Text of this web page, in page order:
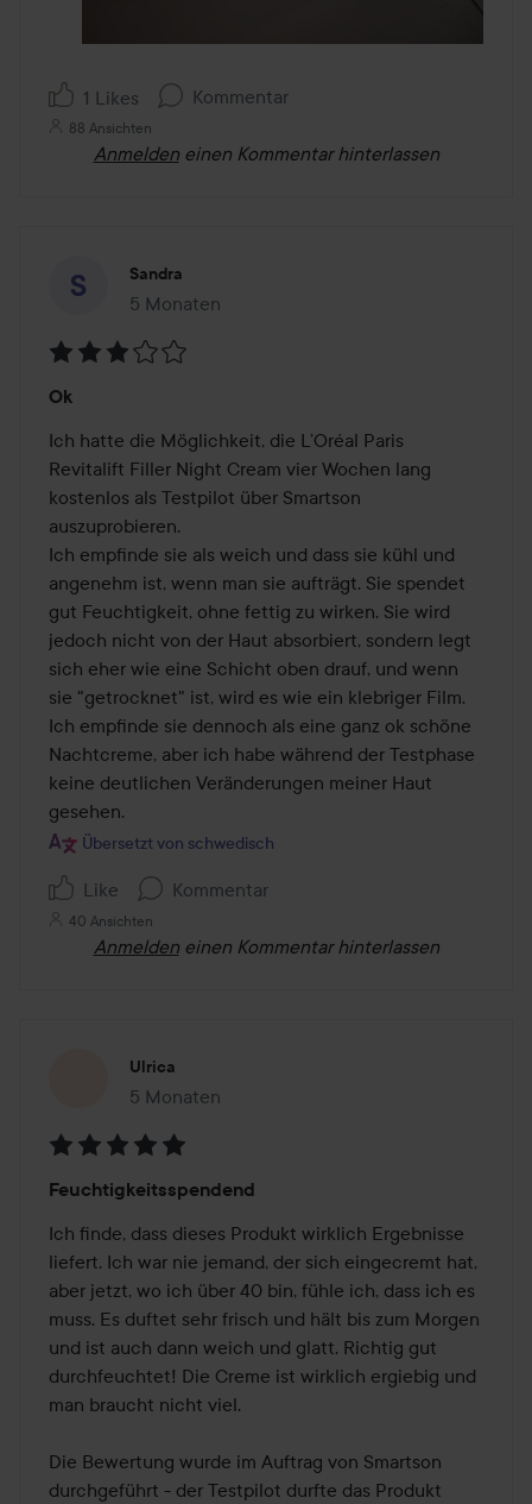
1 Likes Kommentar
88 Ansichten
Anmelden einen Kommentar hinterlassen
Sandra
5 Monaten
Der Beitrag wurde 5 Monaten erstellt
3
von
5
Ok
Ich hatte die Möglichkeit, die L’Oréal Paris
Revitalift Filler Night Cream vier Wochen lang
kostenlos als Testpilot über Smartson
auszuprobieren.
Ich empfinde sie als weich und dass sie kühl und
angenehm ist, wenn man sie aufträgt. Sie spendet
gut Feuchtigkeit, ohne fettig zu wirken. Sie wird
jedoch nicht von der Haut absorbiert, sondern legt
sich eher wie eine Schicht oben drauf, und wenn
sie "getrocknet" ist, wird es wie ein klebriger Film.
Ich empfinde sie dennoch als eine ganz ok schöne
Nachtcreme, aber ich habe während der Testphase
keine deutlichen Veränderungen meiner Haut
gesehen.
Übersetzt von schwedisch
Like Kommentar
40 Ansichten
Anmelden einen Kommentar hinterlassen
Ulrica
5 Monaten
Der Beitrag wurde 5 Monaten erstellt
5
von
5
Feuchtigkeitsspendend
Ich finde, dass dieses Produkt wirklich Ergebnisse
liefert. Ich war nie jemand, der sich eingecremt hat,
aber jetzt, wo ich über 40 bin, fühle ich, dass ich es
muss. Es duftet sehr frisch und hält bis zum Morgen
und ist auch dann weich und glatt. Richtig gut
durchfeuchtet! Die Creme ist wirklich ergiebig und
man braucht nicht viel.
Die Bewertung wurde im Auftrag von Smartson
durchgeführt - der Testpilot durfte das Produkt